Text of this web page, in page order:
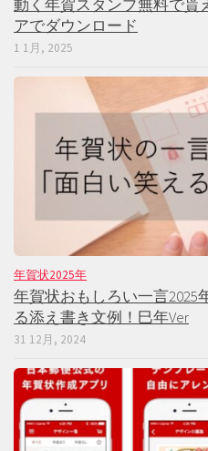
動く年賀スタンプ無料で貰
アでダウンロード
1 1月, 2025
年賀状2025年
年賀状おもしろい一言2025
る添え書き文例！巳年Ver
31 12月, 2024